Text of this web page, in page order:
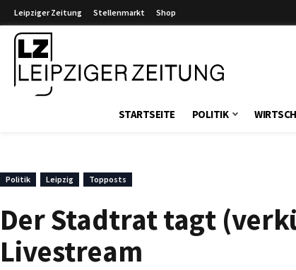
Leipziger Zeitung Stellenmarkt Shop
STARTSEITE POLITIK
Politik Leipzig Topposts
Der Stadtrat tagt
Livestream